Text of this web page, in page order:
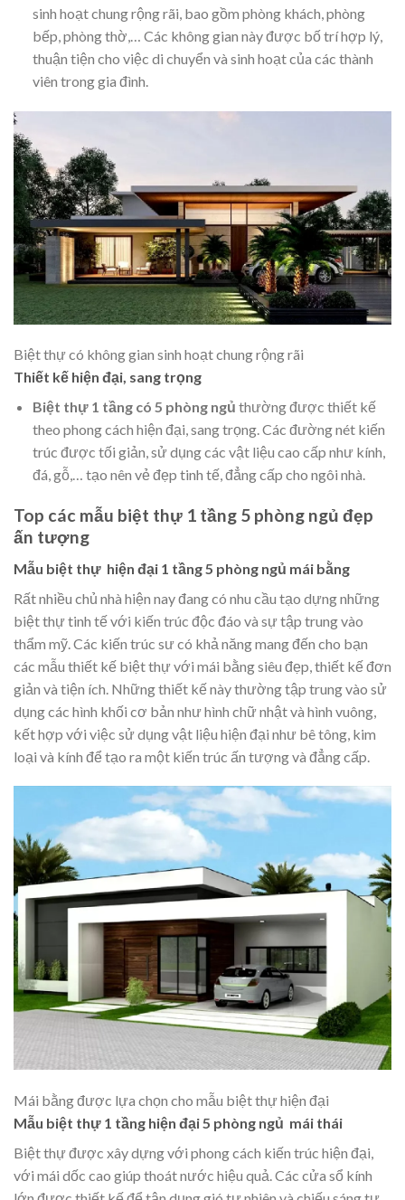
sinh hoạt chung rộng rãi, bao gồm phòng khách, phòng
bếp, phòng thờ,… Các không gian này được bố trí hợp lý,
thuận tiện cho việc di chuyển và sinh hoạt của các thành
viên trong gia đình.
Biệt thự có không gian sinh hoạt chung rộng rãi
Thiết kế hiện đại, sang trọng
Biệt thự 1 tầng có 5 phòng ngủ thường được thiết kế
theo phong cách hiện đại, sang trọng. Các đường nét kiến
trúc được tối giản, sử dụng các vật liệu cao cấp như kính,
đá, gỗ,… tạo nên vẻ đẹp tinh tế, đẳng cấp cho ngôi nhà.
Top các mẫu biệt thự 1 tầng 5 phòng ngủ đẹp
ấn tượng
Mẫu biệt thự hiện đại 1 tầng 5 phòng ngủ mái bằng
Rất nhiều chủ nhà hiện nay đang có nhu cầu tạo dựng những
biệt thự tinh tế với kiến trúc độc đáo và sự tập trung vào
thẩm mỹ. Các kiến trúc sư có khả năng mang đến cho bạn
các mẫu thiết kế biệt thựvới mái bằng siêu đẹp, thiết kế đơn
giản và tiện ích. Những thiết kế này thường tập trung vào sử
dụng các hình khối cơ bản như hình chữ nhật và hình vuông,
kết hợp với việc sử dụng vật liệu hiện đại như bê tông, kim
loại và kính để tạo ra một kiến trúc ấn tượng và đẳng cấp.
Mái bằng được lựa chọn cho mẫu biệt thự hiện đại
Mẫu biệt thự 1 tầng hiện đại 5 phòng ngủ mái thái
Biệt thự được xây dựng với phong cách kiến trúc hiện đại,
với mái dốc cao giúp thoát nước hiệu quả. Các cửa sổ kính